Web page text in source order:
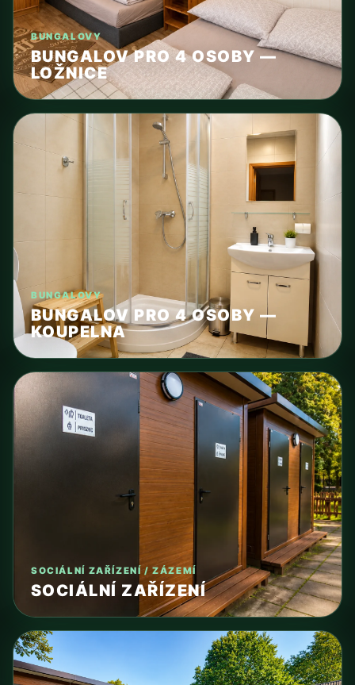
BUNGALOVY
BUNGALOV PRO 4 OSOBY —
LOŽNICE
BUNGALOVY
BUNGALOV PRO 4 OSOBY —
KOUPELNA
SOCIÁLNÍ ZAŘÍZENÍ / ZÁZEMÍ
SOCIÁLNÍ ZAŘÍZENÍ